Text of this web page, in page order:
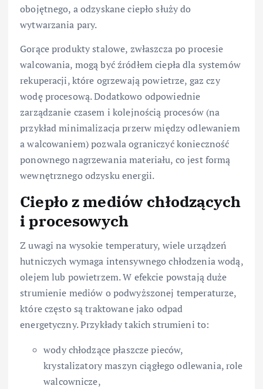
obojętnego, a odzyskane ciepło służy do
wytwarzania pary.
Gorące produkty stalowe, zwłaszcza po procesie
walcowania, mogą być źródłem ciepła dla systemów
rekuperacji, które ogrzewają powietrze, gaz czy
wodę procesową. Dodatkowo odpowiednie
zarządzanie czasem i kolejnością procesów (na
przykład minimalizacja przerw między odlewaniem
a walcowaniem) pozwala ograniczyć konieczność
ponownego nagrzewania materiału, co jest formą
wewnętrznego odzysku energii.
Ciepło z mediów chłodzących
i procesowych
Z uwagi na wysokie temperatury, wiele urządzeń
hutniczych wymaga intensywnego chłodzenia wodą,
olejem lub powietrzem. W efekcie powstają duże
strumienie mediów o podwyższonej temperaturze,
które często są traktowane jako odpad
energetyczny. Przykłady takich strumieni to:
wody chłodzące płaszcze pieców,
krystalizatory maszyn ciągłego odlewania, role
walcownicze,